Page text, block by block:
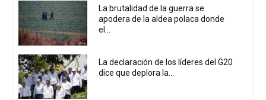
La brutalidad de la guerra se
apodera de la aldea polaca donde
el...
La declaración de los líderes del G20
dice que deplora la...